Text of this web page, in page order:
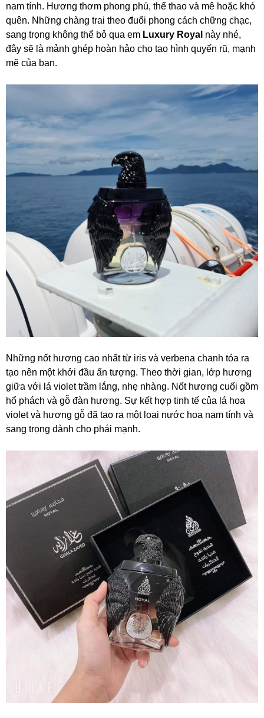
nam tính. Hương thơm phong phú, thể thao và mê hoặc khó
quên. Những chàng trai theo đuổi phong cách chững chạc,
sang trọng không thể bỏ qua em Luxury Royal này nhé,
đây sẽ là mảnh ghép hoàn hảo cho tạo hình quyến rũ, mạnh
mẽ của bạn.
Những nốt hương cao nhất từ iris và verbena chanh tỏa ra
tạo nên một khởi đầu ấn tượng. Theo thời gian, lớp hương
giữa với lá violet trầm lắng, nhẹ nhàng. Nốt hương cuối gồm
hổ phách và gỗ đàn hương. Sự kết hợp tinh tế của lá hoa
violet và hương gỗ đã tạo ra một loại nước hoa nam tính và
sang trọng dành cho phái mạnh.